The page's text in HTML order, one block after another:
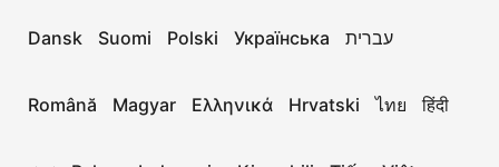
Dansk Suomi Polski Українська עברית
Română Magyar Ελληνικά Hrvatski ไทย हिंदी